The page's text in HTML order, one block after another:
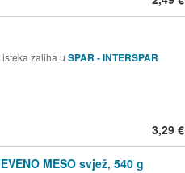
zaliha u SPAR - INTERSPAR
3,29 €
MESO svjež, 540 g